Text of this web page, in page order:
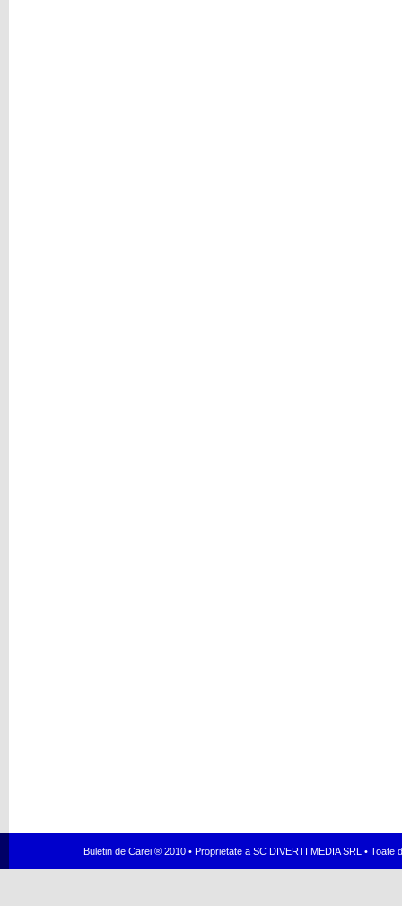
Buletin de Carei ® 2010 • Proprietate a SC DIVERTI MEDIA SRL •